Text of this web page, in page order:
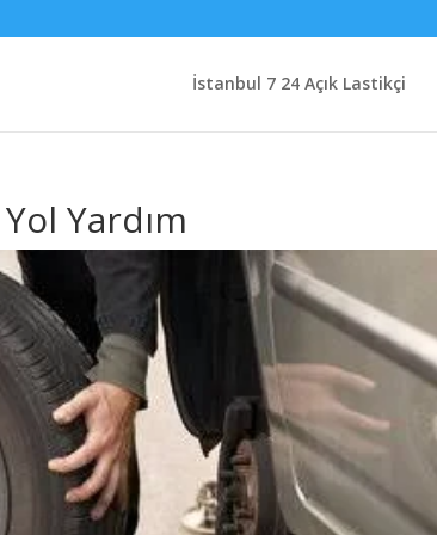
İstanbul 7 24 Açık Lastikçi
Yardım